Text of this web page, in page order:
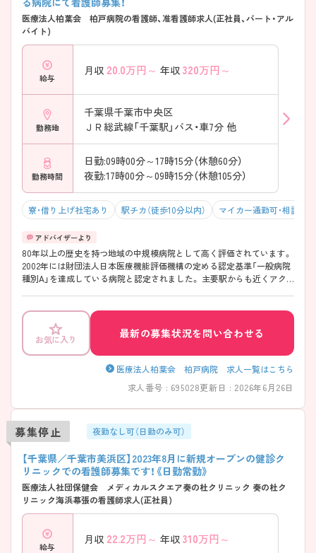
医療法人柏葉会 柏戸病院の看護師、准看護師求人(正社員、パート・アル
バイト)
給与
月収 20.0万円～ 年収 320万円～
勤務地
千葉県千葉市中央区
ＪＲ総武線「千葉駅」バス・車7分 他
勤務時間
日勤:09時00分～17時15分（休憩60分）
夜勤:17時00分～09時15分（休憩105分）
寮・借り上げ社宅あり 駅チカ（徒歩10分以内） マイカー通勤可・相談可
80年以上の歴史を持つ地域の中規模病院として高く評価されています。
2002年には財団法人日本医療機能評価機構の定める認定基準「一般病院
種別A」を達成している病院と認定されました。 主要駅からも近くアク
で、お気軽にご相談ください。
お気に入り
最新の募集状況を問い合わせる
医療法人柏葉会 柏戸病院 求人一覧はこちら
求人番号 : 695028更新日 : 2026年6月26日
募集停止 夜勤なし可（日勤のみ可）
【千葉県／千葉市美浜区】2023年8月に新規オープンの健診ク
リニックでの看護師募集です！《日勤常勤》
医療法人社団保健会 メディカルスクエア奏の杜クリニック 奏の杜ク
リニック海浜幕張の看護師求人(正社員)
給与
月収 22.2万円～ 年収 310万円～